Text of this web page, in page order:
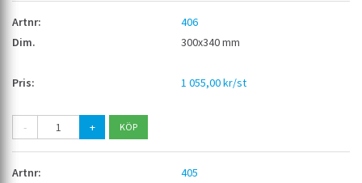
406
300x340 mm
1 055,00 kr/st
- +
405